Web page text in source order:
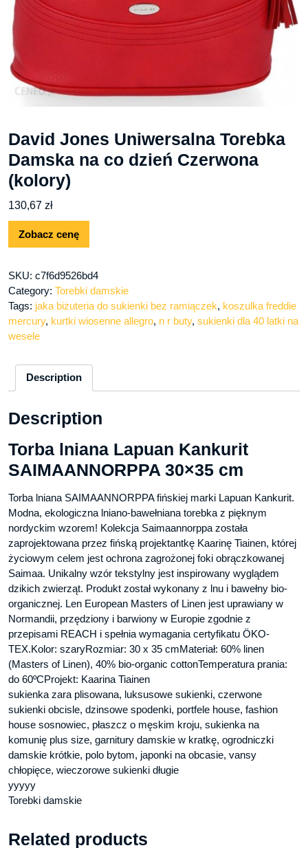
David Jones Uniwersalna Torebka
Damska na co dzień Czerwona
(kolory)
130,67 zł
Zobacz cenę
SKU: c7f6d9526bd4
Category: Torebki damskie
Tags: jaka biżuteria do sukienki bez ramiączek, koszulka freddie
mercury, kurtki wiosenne allegro, n r buty, sukienki dla 40 latki na
wesele
Description
Description
Torba lniana Lapuan Kankurit
SAIMAANNORPPA 30×35 cm
Torba lniana SAIMAANNORPPA fińskiej marki Lapuan Kankurit.
Modna, ekologiczna lniano-bawełniana torebka z pięknym
nordyckim wzorem! Kolekcja Saimaannorppa została
zaprojektowana przez fińską projektantkę Kaarinę Tiainen, której
życiowym celem jest ochrona zagrożonej foki obrączkowanej
Saimaa. Unikalny wzór tekstylny jest inspirowany wyglądem
dzikich zwierząt. Produkt został wykonany z lnu i bawełny bio-
organicznej. Len European Masters of Linen jest uprawiany w
Normandii, przędziony i barwiony w Europie zgodnie z
przepisami REACH i spełnia wymagania certyfikatu ÖKO-
TEX.Kolor: szaryRozmiar: 30 x 35 cmMateriał: 60% linen
(Masters of Linen), 40% bio-organic cottonTemperatura prania:
do 60ºCProjekt: Kaarina Tiainen
sukienka zara plisowana, luksusowe sukienki, czerwone
sukienki obcisle, dzinsowe spodenki, portfele house, fashion
house sosnowiec, płaszcz o męskim kroju, sukienka na
komunię plus size, garnitury damskie w kratkę, ogrodniczki
damskie krótkie, polo bytom, japonki na obcasie, vansy
chłopięce, wieczorowe sukienki długie
yyyyy
Torebki damskie
Related products